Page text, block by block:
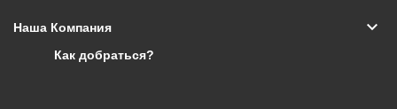
Наша Компания keyboard_arrow_down
Как добраться?